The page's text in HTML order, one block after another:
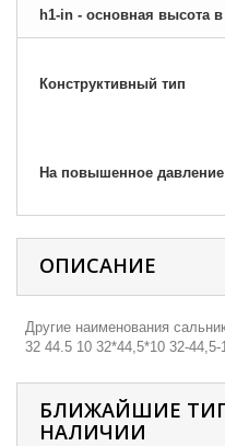
h1-in - основная высота
Конструктивный тип
На повышенное давление
ОПИСАНИЕ
Другие наименования
32 44.5 10 32*44,5*10 32-
БЛИЖАЙШИЕ
НАЛИЧИИ